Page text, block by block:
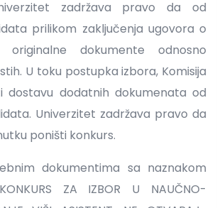
zadržava pravo da od
prilikom zaključenja ugovora o
originalne dokumente odnosno
U toku postupka izbora, Komisija
dostavu dodatnih dokumenata od
Univerzitet zadržava pravo da
poništi konkurs.
dokumentima sa naznakom
ZA IZBOR U NAUČNO-